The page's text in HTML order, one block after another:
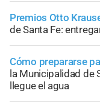
Premios Otto
de Santa Fe:
Cómo prepararse
la Municipalidad de
llegue el agua